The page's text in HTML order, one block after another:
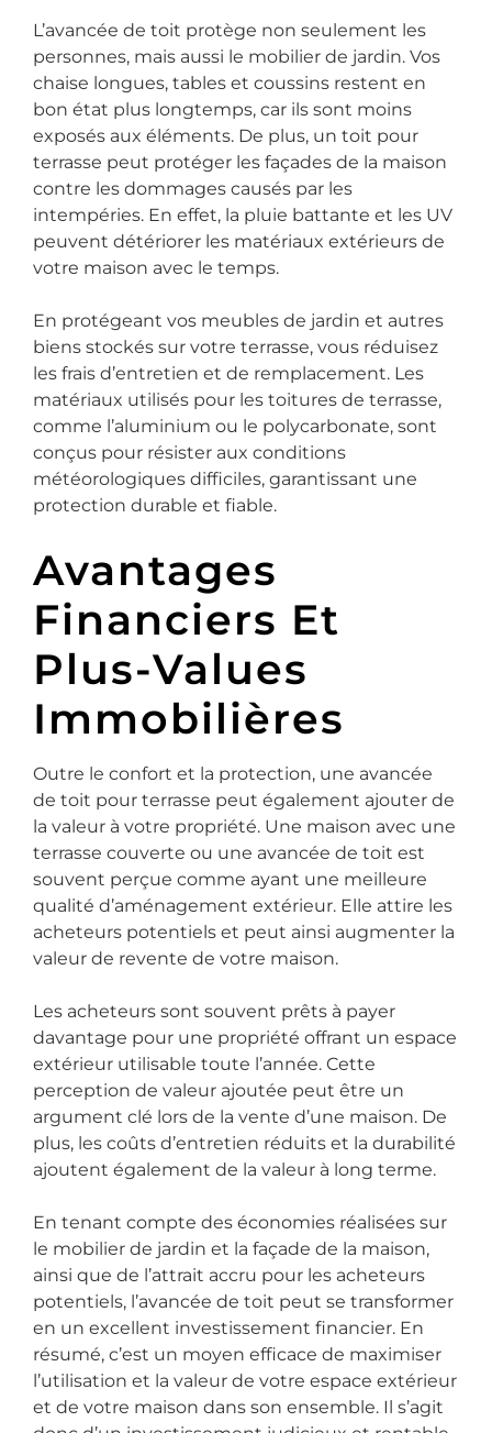
L’avancée de toit protège non seulement les
personnes, mais aussi le mobilier de jardin. Vos
chaise longues, tables et coussins restent en
bon état plus longtemps, car ils sont moins
exposés aux éléments. De plus, un toit pour
terrasse peut protéger les façades de la maison
contre les dommages causés par les
intempéries. En effet, la pluie battante et les UV
peuvent détériorer les matériaux extérieurs de
votre maison avec le temps.
En protégeant vos meubles de jardin et autres
biens stockés sur votre terrasse, vous réduisez
les frais d’entretien et de remplacement. Les
matériaux utilisés pour les toitures de terrasse,
comme l’aluminium ou le polycarbonate, sont
conçus pour résister aux conditions
météorologiques difficiles, garantissant une
protection durable et fiable.
Avantages
Financiers Et
Plus-Values
Immobilières
Outre le confort et la protection, une avancée
de toit pour terrasse peut également ajouter de
la valeur à votre propriété. Une maison avec une
terrasse couverte ou une avancée de toit est
souvent perçue comme ayant une meilleure
qualité d’aménagement extérieur. Elle attire les
acheteurs potentiels et peut ainsi augmenter la
valeur de revente de votre maison.
Les acheteurs sont souvent prêts à payer
davantage pour une propriété offrant un espace
extérieur utilisable toute l’année. Cette
perception de valeur ajoutée peut être un
argument clé lors de la vente d’une maison. De
plus, les coûts d’entretien réduits et la durabilité
ajoutent également de la valeur à long terme.
En tenant compte des économies réalisées sur
le mobilier de jardin et la façade de la maison,
ainsi que de l’attrait accru pour les acheteurs
potentiels, l’avancée de toit peut se transformer
en un excellent investissement financier. En
résumé, c’est un moyen efficace de maximiser
l’utilisation et la valeur de votre espace extérieur
et de votre maison dans son ensemble. Il s’agit